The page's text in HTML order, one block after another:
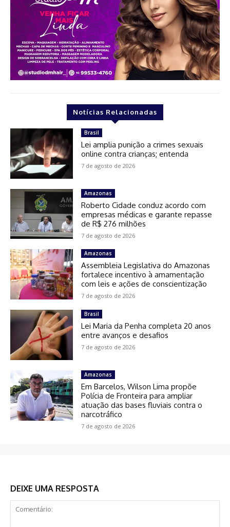
Notícias Relacionadas
Brasil
Lei amplia punição a crimes sexuais
online contra crianças; entenda
7 de agosto de 2026
Amazonas
Roberto Cidade conduz acordo com
empresas médicas e garante repasse
de R$ 276 milhões
7 de agosto de 2026
Amazonas
Assembleia Legislativa do Amazonas
fortalece incentivo à amamentação
com leis e ações de conscientização
7 de agosto de 2026
Brasil
Lei Maria da Penha completa 20 anos
entre avanços e desafios
7 de agosto de 2026
Amazonas
Em Barcelos, Wilson Lima propõe
Polícia de Fronteira para ampliar
atuação das bases fluviais contra o
narcotráfico
7 de agosto de 2026
DEIXE UMA RESPOSTA